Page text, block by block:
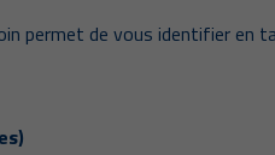
permet de vous identifier en